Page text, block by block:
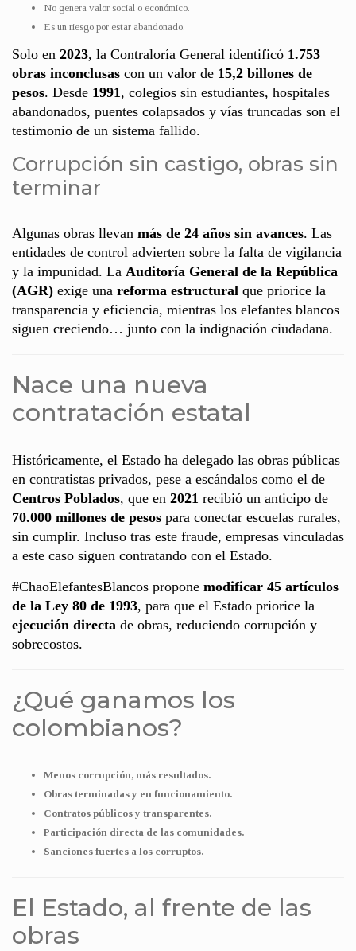
No genera valor social o económico.
Es un riesgo por estar abandonado.
Solo en 2023, la Contraloría General identificó 1.753
obras inconclusas con un valor de 15,2 billones de
pesos. Desde 1991 , colegios sin estudiantes, hospitales
abandonados, puentes colapsados y vías truncadas son el
testimonio de un sistema fallido.
Corrupción sin castigo, obras sin
terminar
Algunas obras llevan más de 24 años sin avances. Las
entidades de control advierten sobre la falta de vigilancia
y la impunidad. La Auditoría General de la República
(AGR) exige una reforma estructural que priorice la
transparencia y eficiencia, mientras los elefantes blancos
siguen creciendo… junto con la indignación ciudadana.
Nace una nueva
contratación estatal
Históricamente, el Estado ha delegado las obras públicas
en contratistas privados, pese a escándalos como el de
Centros Poblados, que en 2021 recibió un anticipo de
70.000 millones de pesos para conectar escuelas rurales,
sin cumplir. Incluso tras este fraude, empresas vinculadas
a este caso siguen contratando con el Estado.
#ChaoElefantesBlancos propone modificar 45 artículos
de la Ley 80 de 1993, para que el Estado priorice la
ejecución directa de obras, reduciendo corrupción y
sobrecostos.
¿Qué ganamos los
colombianos?
Menos corrupción, más resultados.
Obras terminadas y en funcionamiento.
Contratos públicos y transparentes.
Participación directa de las comunidades.
Sanciones fuertes a los corruptos.
El Estado, al frente de las
obras